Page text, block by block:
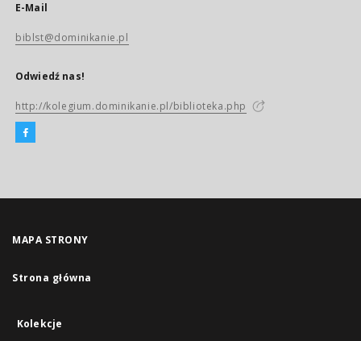
E-Mail
biblst@dominikanie.pl
Odwiedź nas!
http://kolegium.dominikanie.pl/biblioteka.php
MAPA STRONY
Strona główna
Kolekcje